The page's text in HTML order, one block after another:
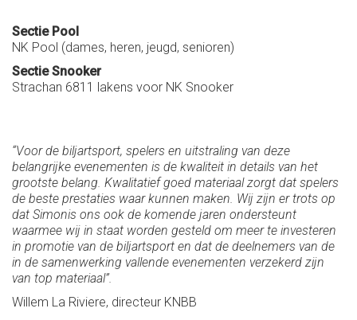
Sectie Pool
NK Pool (dames, heren, jeugd, senioren)
Sectie Snooker
Strachan 6811 lakens voor NK Snooker
“Voor de biljartsport, spelers en uitstraling van deze
belangrijke evenementen is de kwaliteit in details van het
grootste belang. Kwalitatief goed materiaal zorgt dat spelers
de beste prestaties waar kunnen maken. Wij zijn er trots op
dat Simonis ons ook de komende jaren ondersteunt
waarmee wij in staat worden gesteld om meer te investeren
in promotie van de biljartsport en dat de deelnemers van de
in de samenwerking vallende evenementen verzekerd zijn
van top materiaal”.
Willem La Riviere, directeur KNBB